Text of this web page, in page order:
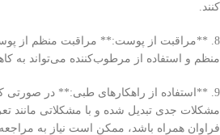
کنند.
8. **مراقبت از پوست:** مراقبت منظم
منظم و استفاده از مرطوب‌کننده می‌تواند به
9. **استفاده از راهکارهای طبی:** در
مشکلات جدی تبدیل شده و با مشکلاتی مانند
فراوان همراه باشد، ممکن است نیاز به